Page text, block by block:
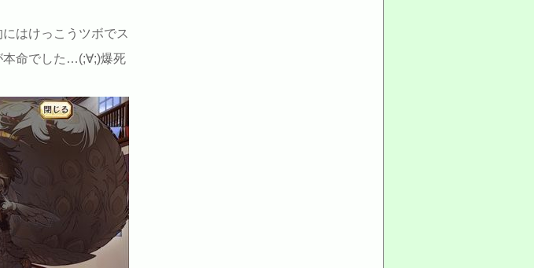
はけっこうツボでス
本命でした…(;∀;)爆死